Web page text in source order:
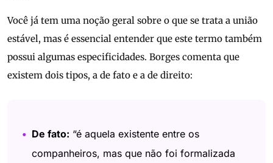
Você já tem uma noção geral sobre o que se trata a união
estável, mas é essencial entender que este termo também
possui algumas especificidades. Borges comenta que
existem dois tipos, a de fato e a de direito:
De fato: “é aquela existente entre os
companheiros, mas que não foi formalizada